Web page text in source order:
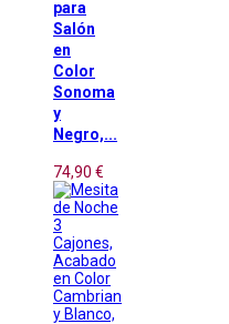
para
Salón
en
Color
Sonoma
y
Negro,...
74,90 €